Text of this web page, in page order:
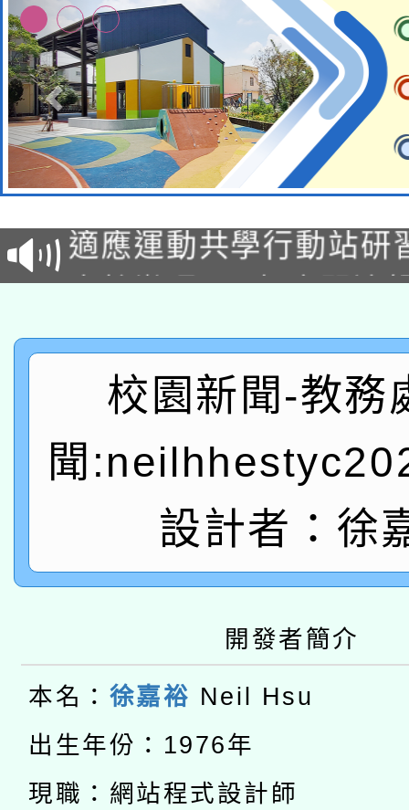
本校115學年度第2次
招甄選結果公告(無人
招)
適應運動共學行動站研
本館辦理115年度閱讀
暨閱讀推動專業研習
礎課程
A3數位素養講師名單
「數位內容與教學軟
pilot」
有關大陸委員會函釋公
薪期間赴陸應申請許可
轉知經濟部水利署委託
動」
115年8月22日(星期六
開 智慧啟航」
本校115學年度第2次
招甄選結果公告(無人
招)
適應運動共學行動站研
本館辦理115年度閱讀
暨閱讀推動專業研習
科技賦能─人工智慧
校園新聞-教務
聞
設計者：徐
開發者簡介
本名： 徐嘉裕 Neil Hsu
出生年份：1976年
現職：網站程式設計師